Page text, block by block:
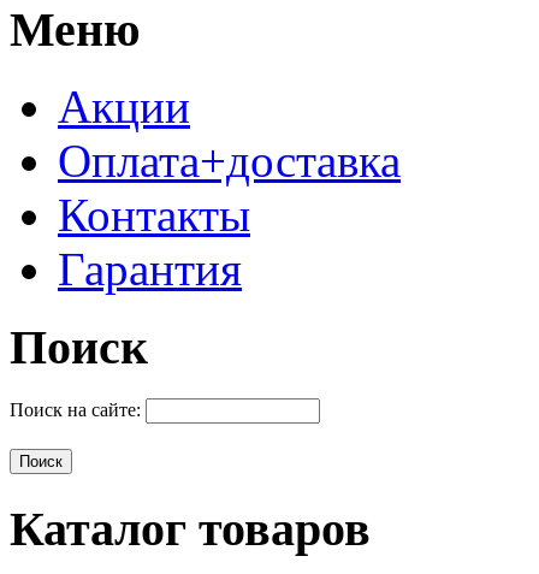
Меню
Акции
Оплата+доставка
Контакты
Гарантия
Поиск
Поиск на сайте:
Каталог товаров